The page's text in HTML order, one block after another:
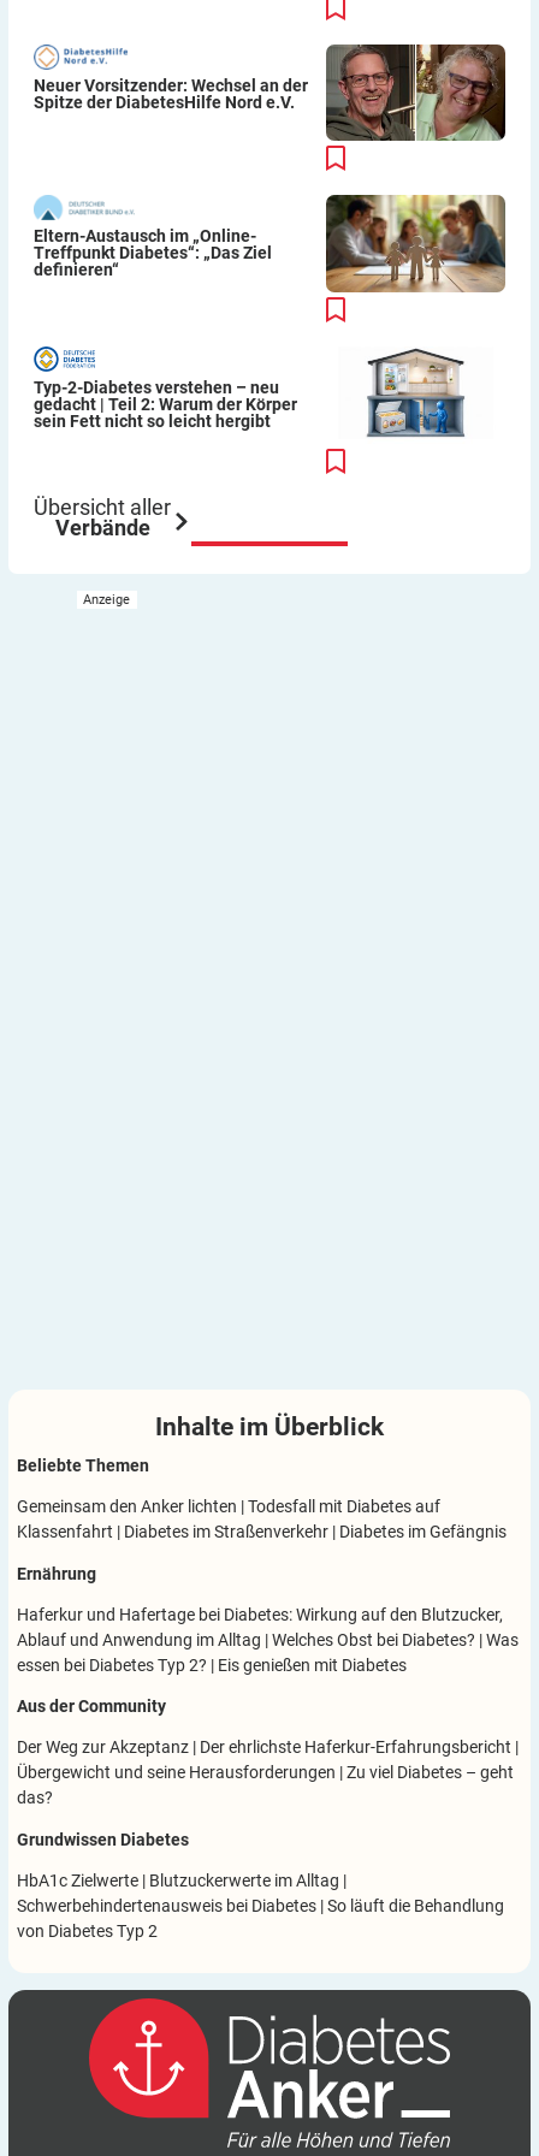
Neuer Vorsitzender: Wechsel an der
Spitze der DiabetesHilfe Nord e.V.
Eltern-Austausch im „Online-
Treffpunkt Diabetes“: „Das Ziel
definieren“
Typ-2-Diabetes verstehen – neu
gedacht | Teil 2: Warum der Körper
sein Fett nicht so leicht hergibt
Übersicht aller
Verbände
Inhalte im Überblick
Beliebte Themen
Gemeinsam den Anker lichten |Todesfall mit Diabetes auf
Klassenfahrt | Diabetes im Straßenverkehr | Diabetes im Gefängnis
Ernährung
Haferkur und Hafertage bei Diabetes: Wirkung auf den Blutzucker,
Ablauf und Anwendung im Alltag |Welches Obst bei Diabetes? |Was
essen bei Diabetes Typ 2? | Eis genießen mit Diabetes
Aus der Community
Der Weg zur Akzeptanz | Der ehrlichste Haferkur-Erfahrungsbericht |
Übergewicht und seine Herausforderungen |Zu viel Diabetes – geht
das?
Grundwissen Diabetes
HbA1c Zielwerte | Blutzuckerwerte im Alltag |
Schwerbehindertenausweis bei Diabetes |So läuft die Behandlung
von Diabetes Typ 2